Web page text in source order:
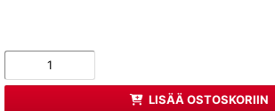
LISÄÄ OSTOSKORIIN